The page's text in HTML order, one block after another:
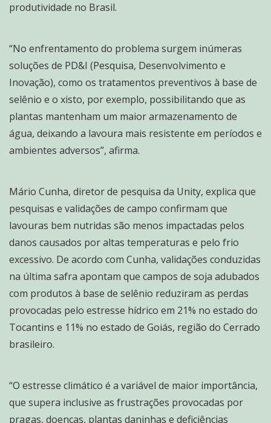
produtividade no Brasil.
“No enfrentamento do problema surgem inúmeras
soluções de PD&I (Pesquisa, Desenvolvimento e
Inovação), como os tratamentos preventivos à base de
selênio e o xisto, por exemplo, possibilitando que as
plantas mantenham um maior armazenamento de
água, deixando a lavoura mais resistente em períodos e
ambientes adversos”, afirma.
Mário Cunha, diretor de pesquisa da Unity, explica que
pesquisas e validações de campo confirmam que
lavouras bem nutridas são menos impactadas pelos
danos causados por altas temperaturas e pelo frio
excessivo. De acordo com Cunha, validações conduzidas
na última safra apontam que campos de soja adubados
com produtos à base de selênio reduziram as perdas
provocadas pelo estresse hídrico em 21% no estado do
Tocantins e 11% no estado de Goiás, região do Cerrado
brasileiro.
“O estresse climático é a variável de maior importância,
que supera inclusive as frustrações provocadas por
pragas, doenças, plantas daninhas e deficiências